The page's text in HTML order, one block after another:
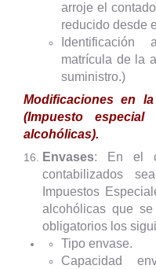
arroje el
reducido desde
matrícula de la
suministro.)
Modificaciones en
(Impuesto
alcohólicas).
Envases: En el
contabilizados
Impuestos
alcohólicas que
obligatorios los
Tipo envase.
Capacidad